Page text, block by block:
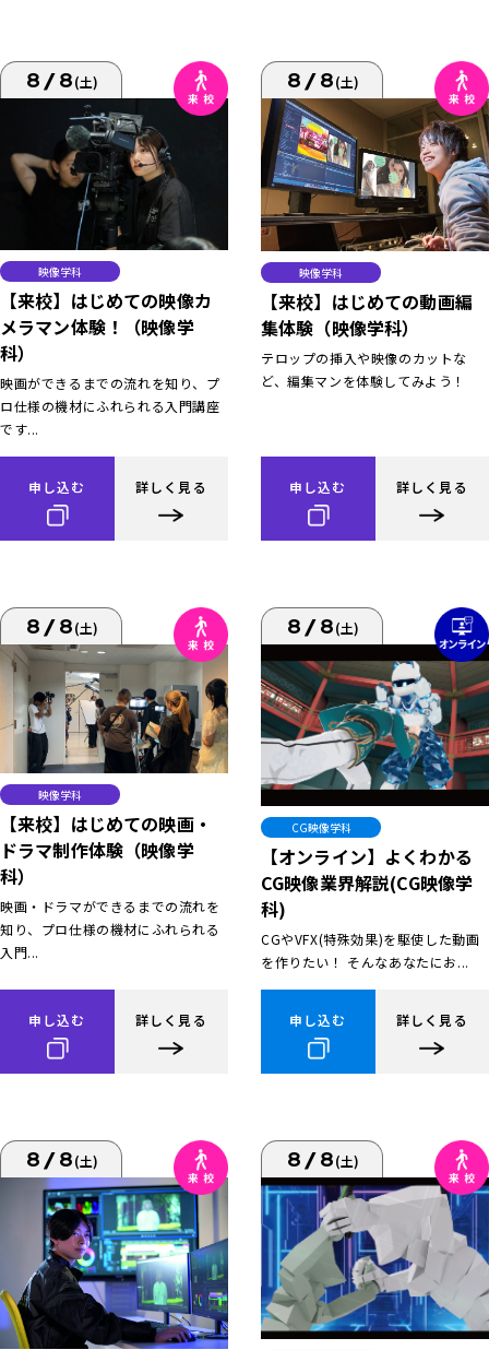
8/8(土)
映像学科
【来校】はじめての映像カ
メラマン体験！（映像学
科）
映画ができるまでの流れを知り、プ
ロ仕様の機材にふれられる入門講座
です...
申し込む 詳しく見る
8/8(土)
映像学科
【来校】はじめての動画編
集体験（映像学科）
テロップの挿入や映像のカットな
ど、編集マンを体験してみよう！
申し込む 詳しく見る
8/8(土)
映像学科
【来校】はじめての映画・
ドラマ制作体験（映像学
科）
映画・ドラマができるまでの流れを
知り、プロ仕様の機材にふれられる
入門...
申し込む 詳しく見る
8/8(土)
CG映像学科
【オンライン】よくわかる
CG映像業界解説(CG映像学
科)
CGやVFX(特殊効果)を駆使した動画
を作りたい！ そんなあなたにお...
申し込む 詳しく見る
8/8(土) 8/8(土)